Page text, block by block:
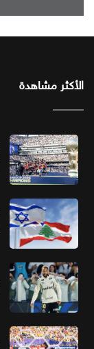
الأكثر مشاهدة